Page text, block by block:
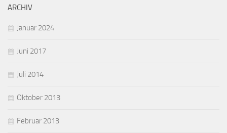
ARCHIV
Januar 2024
Juni 2017
Juli 2014
Oktober 2013
Februar 2013